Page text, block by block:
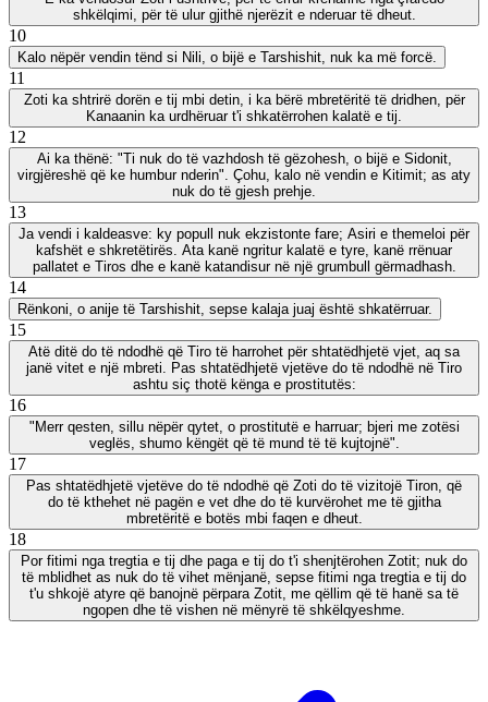
shkëlqimi, për të ulur gjithë njerëzit e nderuar të dheut.
10
Kalo nëpër vendin tënd si Nili, o bijë e Tarshishit, nuk ka më forcë.
11
Zoti ka shtrirë dorën e tij mbi detin, i ka bërë mbretëritë të dridhen, për
Kanaanin ka urdhëruar t'i shkatërrohen kalatë e tij.
12
Ai ka thënë: "Ti nuk do të vazhdosh të gëzohesh, o bijë e Sidonit,
virgjëreshë që ke humbur nderin". Çohu, kalo në vendin e Kitimit; as aty
nuk do të gjesh prehje.
13
Ja vendi i kaldeasve: ky popull nuk ekzistonte fare; Asiri e themeloi për
kafshët e shkretëtirës. Ata kanë ngritur kalatë e tyre, kanë rrënuar
pallatet e Tiros dhe e kanë katandisur në një grumbull gërmadhash.
14
Rënkoni, o anije të Tarshishit, sepse kalaja juaj është shkatërruar.
15
Atë ditë do të ndodhë që Tiro të harrohet për shtatëdhjetë vjet, aq sa
janë vitet e një mbreti. Pas shtatëdhjetë vjetëve do të ndodhë në Tiro
ashtu siç thotë kënga e prostitutës:
16
"Merr qesten, sillu nëpër qytet, o prostitutë e harruar; bjeri me zotësi
veglës, shumo këngët që të mund të të kujtojnë".
17
Pas shtatëdhjetë vjetëve do të ndodhë që Zoti do të vizitojë Tiron, që
do të kthehet në pagën e vet dhe do të kurvërohet me të gjitha
mbretëritë e botës mbi faqen e dheut.
18
Por fitimi nga tregtia e tij dhe paga e tij do t'i shenjtërohen Zotit; nuk do
të mblidhet as nuk do të vihet mënjanë, sepse fitimi nga tregtia e tij do
t'u shkojë atyre që banojnë përpara Zotit, me qëllim që të hanë sa të
ngopen dhe të vishen në mënyrë të shkëlqyeshme.